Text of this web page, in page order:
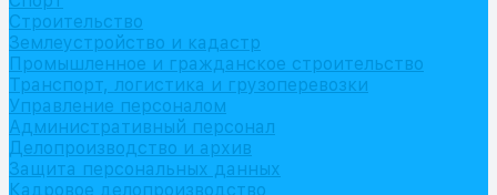
Строительство
Землеустройство и кадастр
Промышленное и гражданское строительство
Транспорт, логистика и грузоперевозки
Управление персоналом
Административный персонал
Делопроизводство и архив
Защита персональных данных
Кадровое делопроизводство